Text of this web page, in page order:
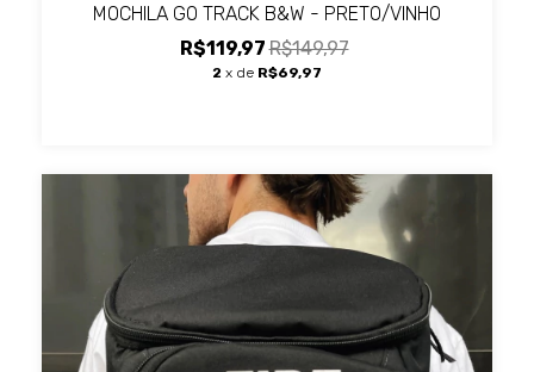
MOCHILA GO TRACK B&W - PRETO/VINHO
R$119,97R$149,97
2 x de R$69,97